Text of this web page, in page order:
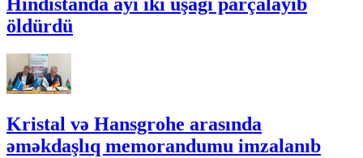
Hindistanda ayı iki uşağı parçalayıb
öldürdü
Kristal və Hansgrohe arasında
əməkdaşlıq memorandumu imzalanıb